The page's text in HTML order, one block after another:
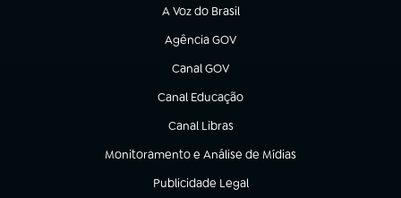
A Voz do Brasil
(abre em nova aba)
Agência GOV
(abre em nova aba)
Canal GOV
(abre em nova aba)
Canal Educação
(abre em nova aba)
Canal Libras
(abre em nova aba)
Monitoramento e Análise de Mídias
(abre em nova aba)
Publicidade Legal
(abre em nova aba)